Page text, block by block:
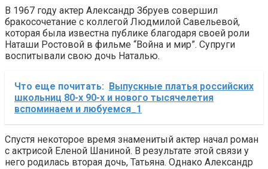
В 1967 году актер Александр Збруев совершил
бракосочетание с коллегой Людмилой Савельевой,
которая была известна публике благодаря своей роли
Наташи Ростовой в фильме “Война и мир”. Супруги
воспитывали свою дочь Наталью.
Что еще почитать: Выпускные платья российских
школьниц 80-х 90-х и нового тысячелетия
вспоминаем и любуемся_1
Спустя некоторое время знаменитый актер начал роман
с актрисой Еленой Шаниной. В результате этой связи у
него родилась вторая дочь, Татьяна. Однако Александр